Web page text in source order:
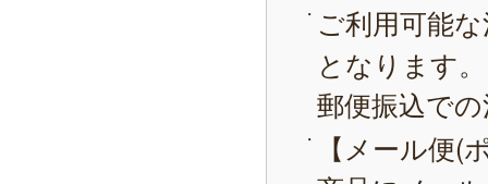
ご利用可能
となります。
郵便振込で
【メール便(